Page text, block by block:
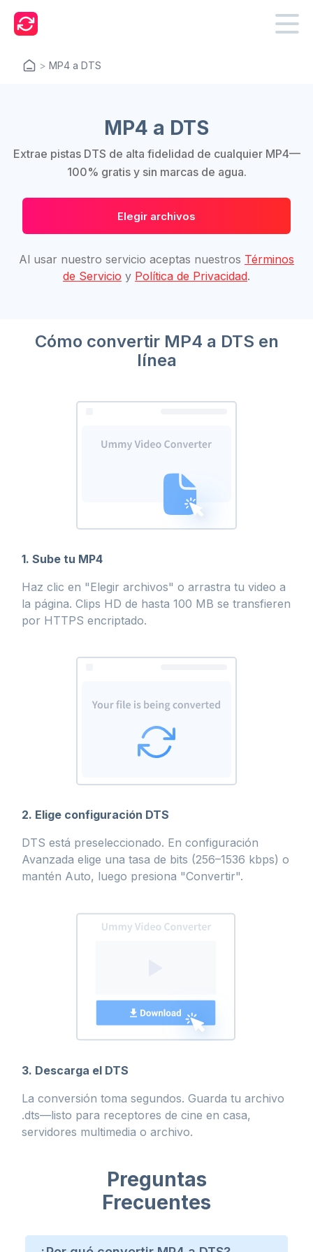
> MP4 a DTS
MP4 a DTS
Extrae pistas DTS de alta fidelidad de cualquier MP4—
100% gratis y sin marcas de agua.
Elegir archivos
Al usar nuestro servicio aceptas nuestros Términos
de Servicio y Política de Privacidad.
Cómo convertir MP4 a DTS en
línea
1. Sube tu MP4
Haz clic en "Elegir archivos" o arrastra tu video a
la página. Clips HD de hasta 100 MB se transfieren
por HTTPS encriptado.
2. Elige configuración DTS
DTS está preseleccionado. En configuración
Avanzada elige una tasa de bits (256–1536 kbps) o
mantén Auto, luego presiona "Convertir".
3. Descarga el DTS
La conversión toma segundos. Guarda tu archivo
.dts—listo para receptores de cine en casa,
servidores multimedia o archivo.
Preguntas
Frecuentes